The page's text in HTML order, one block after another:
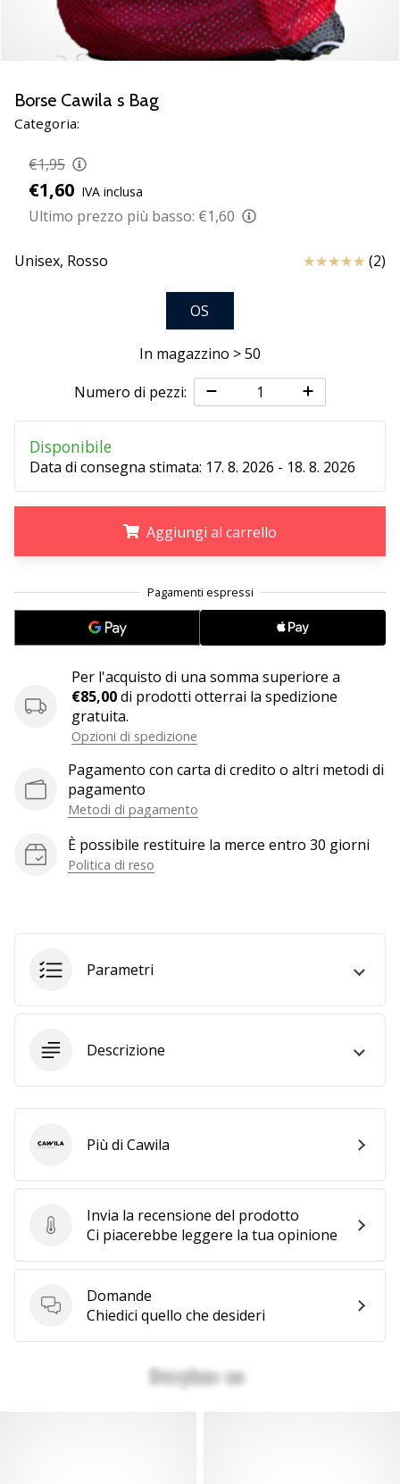
Scopri
nuove
da
PUMA
Accelerate
NITRO
SQD
5!
gli
aggiornamenti
25. 11. 2024
Tempo di lettura: 1 min.
brand
WePlayHandball
tu
fanatico
dell'handball
Unisciti
a
come
Brand
Mostra
tutti gli
articoli
Borse Cawila s Bag
Categoria:
€1,95
€1,60 IVA inclusa
Ultimo prezzo più basso: €1,60
Unisex, Rosso Recensioni(2)
OS
In magazzino > 50
Numero di pezzi:
Disponibile
Data di consegna stimata: 17. 8. 2026 - 18. 8. 2026
Aggiungi al carrello
Per l'acquisto di una somma superiore a
€85,00di prodotti otterrai la spedizione
gratuita.
Opzioni di spedizione
Pagamento con carta di credito o altri metodi di
pagamento
Metodi di pagamento
È possibile restituire la merce entro 30 giorni
Politica di reso
Parametri
Descrizione
Invia la recensione del prodotto
Invia la recensione del prodotto
Ci piacerebbe leggere la tua opinione
Domande
Domande
Chiedici quello che desideri
CawilaPiù di Cawila